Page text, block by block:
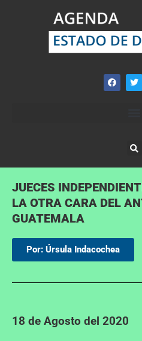
JUECES
LA OTRA CARA DEL
GUATEMALA
Por: Úrsula Indacochea
18 de Agosto del 2020